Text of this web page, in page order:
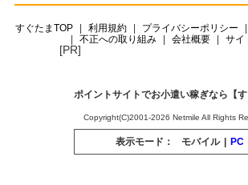
すぐたまTOP 利用規約 プライバシーポリシー
不正への取り組み
会社概要 サイ
[PR]
ポイントサイトでお小遣い稼ぎなら【す
Copyright(C)2001-2026 Netmile All Rights
表示モード： モバイル | PC